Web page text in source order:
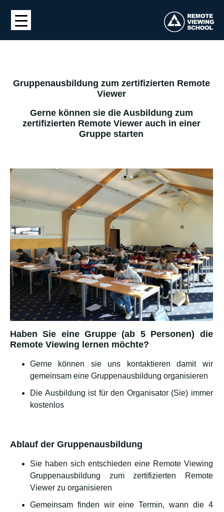
Gruppenausbildung zum zertifizierten Remote
Viewer
Gerne können sie die Ausbildung zum
zertifizierten Remote Viewer auch in einer
Gruppe starten
Haben Sie eine Gruppe (ab 5 Personen) die
Remote Viewing lernen möchte?
Gerne können sie uns kontaktieren damit wir
gemeinsam eine Gruppenausbildung organisieren
Die Ausbildung ist für den Organisator (Sie) immer
kostenlos
Ablauf der Gruppenausbildung
Sie haben sich entschieden eine Remote Viewing
Gruppenausbildung zum zertifizierten Remote
Viewer zu organisieren
Gemeinsam finden wir eine Termin, wann die 4